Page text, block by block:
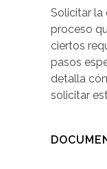
Solicitar la
proceso
ciertos
pasos
detalla
solicitar